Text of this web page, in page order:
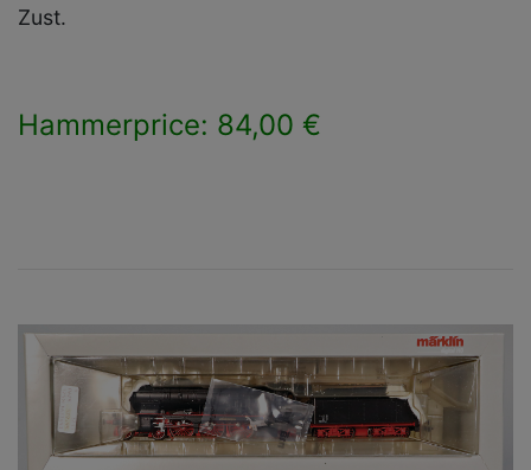
Zust.
Hammerprice: 84,00 €